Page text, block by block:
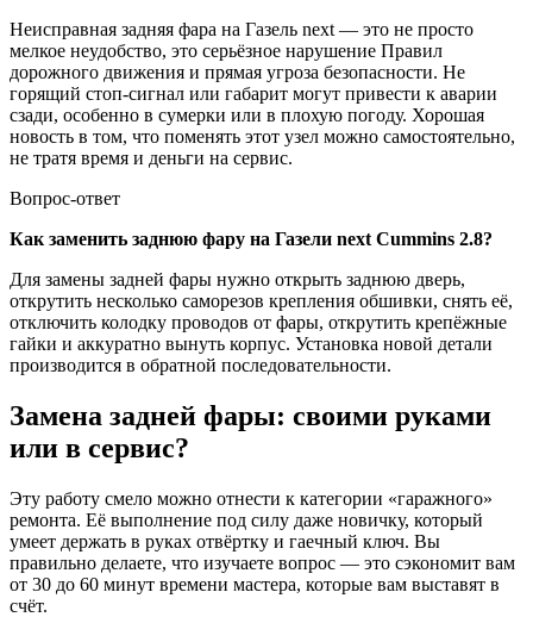
Неисправная задняя фара на Газель next — это не просто
мелкое неудобство, это серьёзное нарушение Правил
дорожного движения и прямая угроза безопасности. Не
горящий стоп-сигнал или габарит могут привести к аварии
сзади, особенно в сумерки или в плохую погоду. Хорошая
новость в том, что поменять этот узел можно самостоятельно,
не тратя время и деньги на сервис.
Вопрос-ответ
Как заменить заднюю фару на Газели next Cummins 2.8?
Для замены задней фары нужно открыть заднюю дверь,
открутить несколько саморезов крепления обшивки, снять её,
отключить колодку проводов от фары, открутить крепёжные
гайки и аккуратно вынуть корпус. Установка новой детали
производится в обратной последовательности.
Замена задней фары: своими руками
или в сервис?
Эту работу смело можно отнести к категории «гаражного»
ремонта. Её выполнение под силу даже новичку, который
умеет держать в руках отвёртку и гаечный ключ. Вы
правильно делаете, что изучаете вопрос — это сэкономит вам
от 30 до 60 минут времени мастера, которые вам выставят в
счёт.